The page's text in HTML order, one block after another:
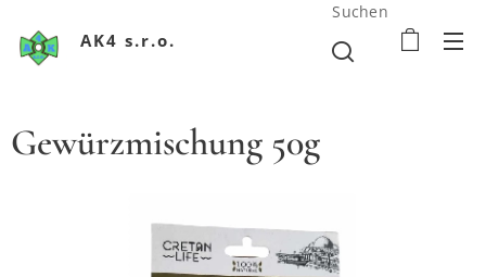
AK4 s.r.o.
Suchen
Gewürzmischung 50g